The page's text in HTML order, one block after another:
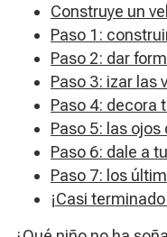
Construye un
Paso 1:
Paso 2: dar
Paso 3: izar las
Paso 4: decora
Paso 5: las
Paso 6: dale a
Paso 7: los
¡Casi